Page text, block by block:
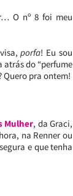
O nº 8 foi meu
porfa! Eu sou
atrás do “perfume
pra ontem!
Mulher, da Graci,
na Renner ou
e que tenha